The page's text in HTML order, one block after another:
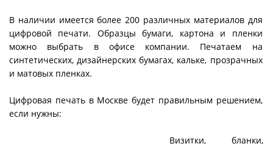
В наличии имеется более 200 различных материалов для
цифровой печати. Образцы бумаги, картона и пленки
можно выбрать в офисе компании. Печатаем на
синтетических, дизайнерских бумагах, кальке, прозрачных
и матовых пленках.
Цифровая печать в Москве будет правильным решением,
если нужны:
Визитки, бланки,